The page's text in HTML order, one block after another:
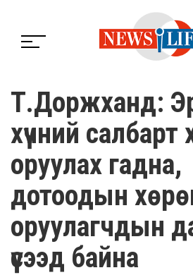
Т.Доржханд:
хүчний салбарт
оруулах гадна,
дотоодын
оруулагчдын
үүсээд байна